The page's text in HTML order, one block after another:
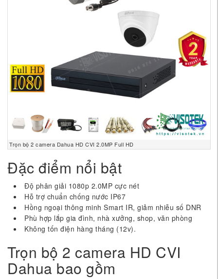
Trọn bộ 2 camera Dahua HD CVI 2.0MP Full HD
Đặc điểm nổi bật
Độ phân giải 1080p 2.0MP cực nét
Hỗ trợ chuẩn chống nước IP67
Hồng ngoại thông minh Smart IR, giảm nhiễu số DNR
Phù hợp lắp gia đình, nhà xưởng, shop, văn phòng
Không tốn điện hàng tháng (12v).
Trọn bộ 2 camera HD CVI
Dahua bao gồm